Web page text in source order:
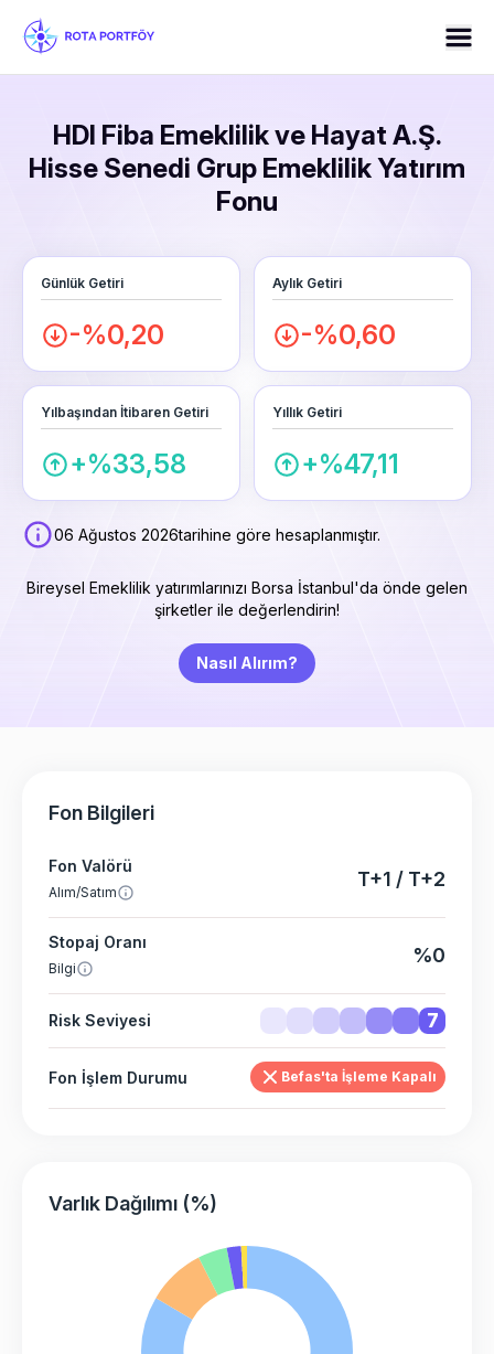
HDI Fiba Emeklilik ve Hayat A.Ş.
Hisse Senedi Grup Emeklilik Yatırım
Fonu
Günlük Getiri
-%0,20
Aylık Getiri
-%0,60
Yılbaşından İtibaren Getiri
+%33,58
Yıllık Getiri
+%47,11
06 Ağustos 2026tarihine göre hesaplanmıştır.
Bireysel Emeklilik yatırımlarınızı Borsa İstanbul'da önde gelen
şirketler ile değerlendirin!
Nasıl Alırım?
Fon Bilgileri
Fon Valörü
Alım/Satım
T+1 / T+2
Stopaj Oranı
Bilgi
%0
Risk Seviyesi 7
Fon İşlem Durumu Befas'ta İşleme Kapalı
Varlık Dağılımı (%)